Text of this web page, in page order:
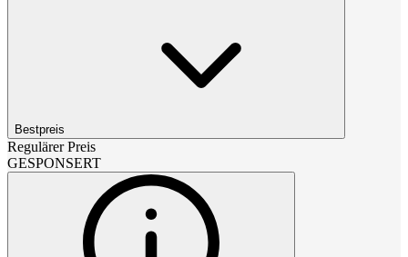
Bestpreis
Regulärer Preis
GESPONSERT